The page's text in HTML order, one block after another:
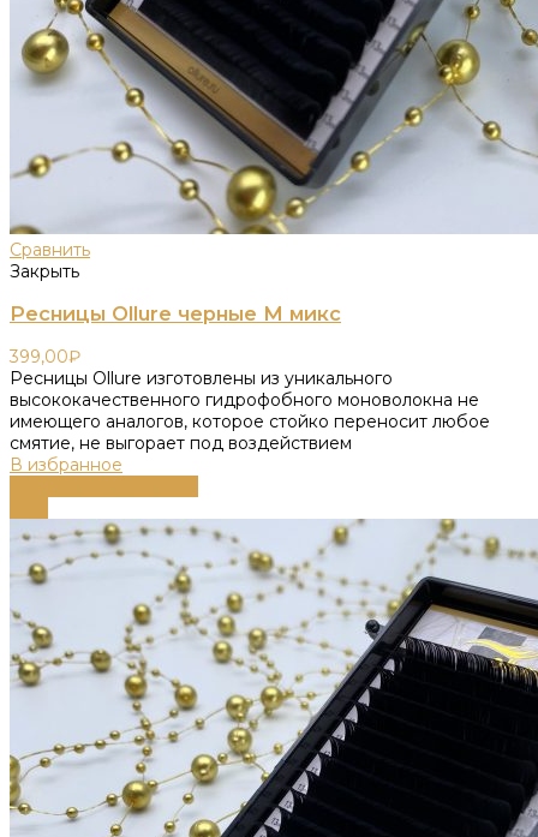
Сравнить
Закрыть
Ресницы Ollure черные M микс
399,00₽
Ресницы Ollure изготовлены из уникального
высококачественного гидрофобного моноволокна не
имеющего аналогов, которое стойко переносит любое
смятие, не выгорает под воздействием
В избранное